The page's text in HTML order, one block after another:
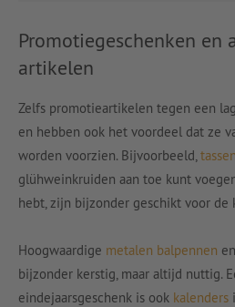
Promotiegeschenken en
artikelen
Zelfs promotieartikelen tegen een
en hebben ook het voordeel dat ze
worden voorzien. Bijvoorbeeld, tassen
glühweinkruiden aan toe kunt
hebt, zijn bijzonder geschikt voor de
Hoogwaardige metalen balpennen en
bijzonder kerstig, maar altijd nuttig.
eindejaarsgeschenk is ook kalenders